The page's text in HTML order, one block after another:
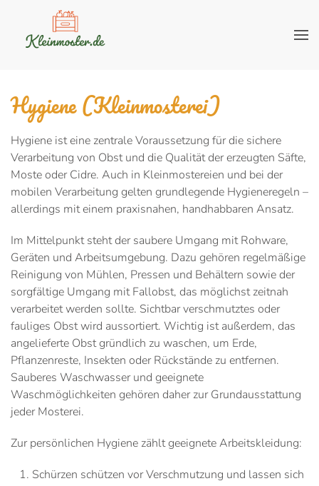
Hygiene (Kleinmosterei)
Hygiene ist eine zentrale Voraussetzung für die sichere
Verarbeitung von Obst und die Qualität der erzeugten Säfte,
Moste oder Cidre. Auch in Kleinmostereien und bei der
mobilen Verarbeitung gelten grundlegende Hygieneregeln –
allerdings mit einem praxisnahen, handhabbaren Ansatz.
Im Mittelpunkt steht der saubere Umgang mit Rohware,
Geräten und Arbeitsumgebung. Dazu gehören regelmäßige
Reinigung von Mühlen, Pressen und Behältern sowie der
sorgfältige Umgang mit Fallobst, das möglichst zeitnah
verarbeitet werden sollte. Sichtbar verschmutztes oder
fauliges Obst wird aussortiert. Wichtig ist außerdem, das
angelieferte Obst gründlich zu waschen, um Erde,
Pflanzenreste, Insekten oder Rückstände zu entfernen.
Sauberes Waschwasser und geeignete
Waschmöglichkeiten gehören daher zur Grundausstattung
jeder Mosterei.
Zur persönlichen Hygiene zählt geeignete Arbeitskleidung:
Schürzen schützen vor Verschmutzung und lassen sich